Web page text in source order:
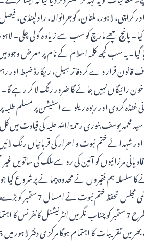
لاہور، ملتان، گوجرانوالہ، راولپنڈی،
پانچ چھے مارچ کو سب سے زیاد ہ گولی چلی۔ لاہور
گیا۔ یہ سب کچھ کلمہ اسلام کے نام پر معرض
قرار د ے کر دفاتر سِیل، ریکارڈ ضبط اور
رائیگاں نہیں جائے گا ضرور رنگ لا کر رہے گا۔
29مئی 1974ء کو قادیانی غنڈہ گردی اور ربوہ ریلوے
محمد یوسف بنوری رحمۃ اﷲ علیہ کی قیادت میں
مرزائیوں کو آئین کی رو سے ملک کی ساتویں
کا سلسلہ ہم فقیروں نے محدود پیمانے پر
بلکہ بیرون ممالک بھی منایا
نیشنل ختم نبوت موومنٹ نے پہلے کی طرح 7 ستمبر کو چناب نگر میں
اہتمام ہوگا مرکز ی دفتر لاہور میں 5 ستمبر کو کانفرنس ہوگی۔